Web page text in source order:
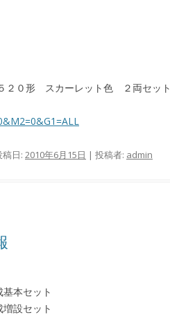
２０形 スカーレット色 ２両セット
稿日: 2010年6月15日 | 投稿者: admin
本セット
増設セット